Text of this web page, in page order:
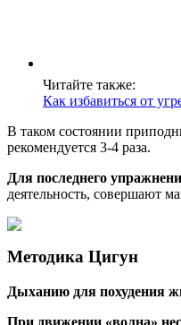
Читайте также:
Как избавиться от
В таком состоянии
рекомендуется 3-4 раза.
Для последнего
деятельность, совершают
Методика Цигун
Дыханию для похудения